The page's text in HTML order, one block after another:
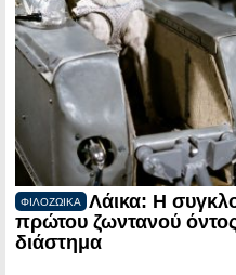
ΦΙΛΟΖΩΙΚΑ
Λάικα: Η
πρώτου ζωντανού
διάστημα